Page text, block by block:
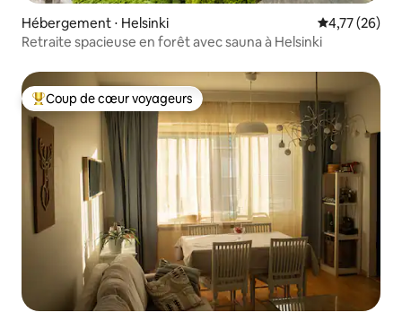
Hébergement ⋅ Helsinki Évaluation
4,77 (26)
Retraite spacieuse en forêt avec sauna à Helsinki
Coups de cœur voyageurs les plus appréciés
Coup de cœur voyageurs